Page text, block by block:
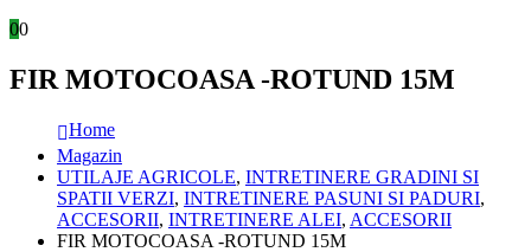
00
FIR MOTOCOASA -ROTUND 15M
Home
Magazin
UTILAJE AGRICOLE, INTRETINERE GRADINI SI
SPATII VERZI, INTRETINERE PASUNI SI PADURI,
ACCESORII, INTRETINERE ALEI, ACCESORII
FIR MOTOCOASA -ROTUND 15M